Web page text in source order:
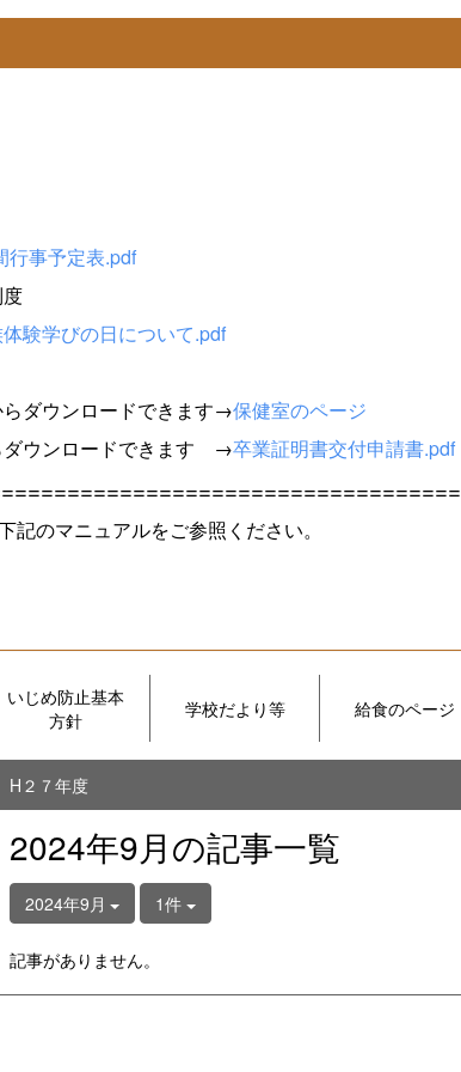
行事予定表.pdf
度
験学びの日について.pdf
ダウンロードできます→保健室のページ
ウンロードできます →卒業証明書交付申請書.pdf
のマニュアルをご参照ください。
いじめ防止基本
方針
学校だより等 給食のページ
H２７年度
2024年9月の記事一覧
2024年9月 1件
記事がありません。